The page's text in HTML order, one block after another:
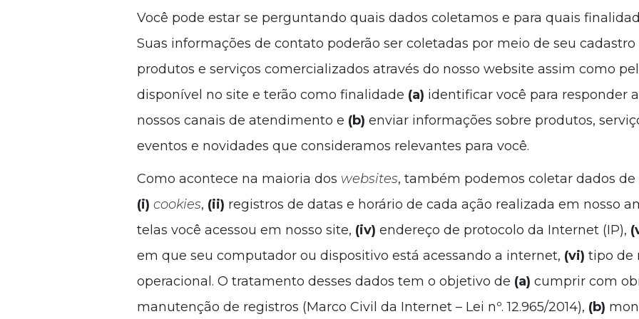
Você pode estar se perguntando quais dados coletamos e para quais
Suas informações de contato poderão ser coletadas por meio de seu
produtos e serviços comercializados através do nosso website assim como
disponível no site e terão como finalidade (a) identificar você para responder
nossos canais de atendimento e (b) enviar informações sobre produtos,
eventos e novidades que consideramos relevantes para você.
Como acontece na maioria dos websites, também podemos coletar dados
(i) cookies, (ii) registros de datas e horário de cada ação realizada em nosso
telas você acessou em nosso site, (iv) endereço de protocolo da Internet (IP),
em que seu computador ou dispositivo está acessando a internet, (vi) tipo de
operacional. O tratamento desses dados tem o objetivo de (a) cumprir com
manutenção de registros (Marco Civil da Internet – Lei nº. 12.965/2014), (b)